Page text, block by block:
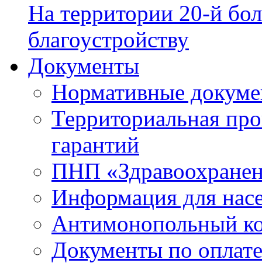
На территории 20-й
благоустройству
Документы
Нормативные
Территориальная
гарантий
ПНП
Информация для
Антимонопольный
Документы по